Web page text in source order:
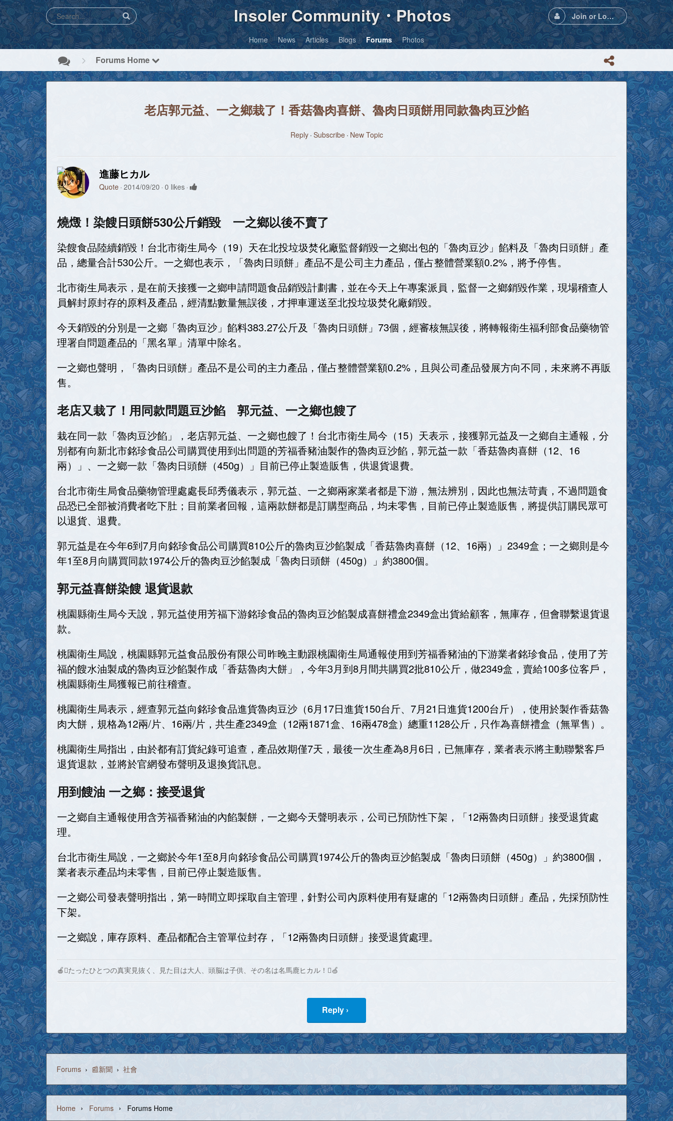
Insoler Community・Photos Join or Login
Home News Articles Blogs Forums Photos
Forums Home
老店郭元益、一之鄉栽了！香菇魯肉喜餅、魯肉日頭餅用同款魯肉豆沙餡
Reply Subscribe New Topic
進藤ヒカル
Quote 2014/09/20 0 likes
燒燬！染餿日頭餅530公斤銷毀 一之鄉以後不賣了
染餿食品陸續銷毀！台北市衛生局今（19）天在北投垃圾焚化廠監督銷毀一之鄉出包的「魯肉豆沙」餡料及「魯肉日頭餅」產
品，總量合計530公斤。一之鄉也表示，「魯肉日頭餅」產品不是公司主力產品，僅占整體營業額0.2%，將予停售。
北市衛生局表示，是在前天接獲一之鄉申請問題食品銷毀計劃書，並在今天上午專案派員，監督一之鄉銷毀作業，現場稽查人
員解封原封存的原料及產品，經清點數量無誤後，才押車運送至北投垃圾焚化廠銷毀。
今天銷毀的分別是一之鄉「魯肉豆沙」餡料383.27公斤及「魯肉日頭餅」73個，經審核無誤後，將轉報衛生福利部食品藥物管
理署自問題產品的「黑名單」清單中除名。
一之鄉也聲明，「魯肉日頭餅」產品不是公司的主力產品，僅占整體營業額0.2%，且與公司產品發展方向不同，未來將不再販
售。
老店又栽了！用同款問題豆沙餡 郭元益、一之鄉也餿了
栽在同一款「魯肉豆沙餡」，老店郭元益、一之鄉也餿了！台北市衛生局今（15）天表示，接獲郭元益及一之鄉自主通報，分
別都有向新北市銘珍食品公司購買使用到出問題的芳福香豬油製作的魯肉豆沙餡，郭元益一款「香菇魯肉喜餅（12、16
兩）」、一之鄉一款「魯肉日頭餅（450g）」目前已停止製造販售，供退貨退費。
台北市衛生局食品藥物管理處處長邱秀儀表示，郭元益、一之鄉兩家業者都是下游，無法辨別，因此也無法苛責，不過問題食
品恐已全部被消費者吃下肚；目前業者回報，這兩款餅都是訂購型商品，均未零售，目前已停止製造販售，將提供訂購民眾可
以退貨、退費。
郭元益是在今年6到7月向銘珍食品公司購買810公斤的魯肉豆沙餡製成「香菇魯肉喜餅（12、16兩）」2349盒；一之鄉則是今
年1至8月向購買同款1974公斤的魯肉豆沙餡製成「魯肉日頭餅（450g）」約3800個。
郭元益喜餅染餿 退貨退款
桃園縣衛生局今天說，郭元益使用芳福下游銘珍食品的魯肉豆沙餡製成喜餅禮盒2349盒出貨給顧客，無庫存，但會聯繫退貨退
款。
桃園衛生局說，桃園縣郭元益食品股份有限公司昨晚主動跟桃園衛生局通報使用到芳福香豬油的下游業者銘珍食品，使用了芳
福的餿水油製成的魯肉豆沙餡製作成「香菇魯肉大餅」，今年3月到8月間共購買2批810公斤，做2349盒，賣給100多位客戶，
桃園縣衛生局獲報已前往稽查。
桃園衛生局表示，經查郭元益向銘珍食品進貨魯肉豆沙（6月17日進貨150台斤、7月21日進貨1200台斤），使用於製作香菇魯
肉大餅，規格為12兩/片、16兩/片，共生產2349盒（12兩1871盒、16兩478盒）總重1128公斤，只作為喜餅禮盒（無單售）。
桃園衛生局指出，由於都有訂貨紀錄可追查，產品效期僅7天，最後一次生產為8月6日，已無庫存，業者表示將主動聯繫客戶
退貨退款，並將於官網發布聲明及退換貨訊息。
用到餿油 一之鄉：接受退貨
一之鄉自主通報使用含芳福香豬油的內餡製餅，一之鄉今天聲明表示，公司已預防性下架，「12兩魯肉日頭餅」接受退貨處
理。
台北市衛生局說，一之鄉於今年1至8月向銘珍食品公司購買1974公斤的魯肉豆沙餡製成「魯肉日頭餅（450g）」約3800個，
業者表示產品均未零售，目前已停止製造販售。
一之鄉公司發表聲明指出，第一時間立即採取自主管理，針對公司內原料使用有疑慮的「12兩魯肉日頭餅」產品，先採預防性
下架。
一之鄉說，庫存原料、產品都配合主管單位封存，「12兩魯肉日頭餅」接受退貨處理。
🍎たったひとつの真実見抜く、見た目は大人、頭脳は子供、その名は名馬鹿ヒカル！🍏
Reply ›
Forums › 📰新聞 › 社會
Home › Forums › Forums Home